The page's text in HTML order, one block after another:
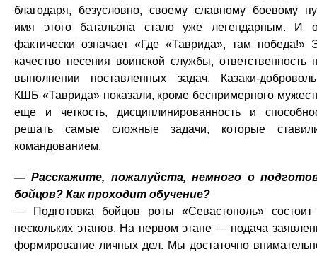
благодаря, безусловно, своему славному боевому
имя этого батальона стало уже легендарным. И
фактически означает «Где «Таврида», там победа!»
качество несения воинской службы, ответственность
выполнении поставленных задач. Казаки-
КШБ «Таврида» показали, кроме беспримерного
еще и четкость, дисциплинированность и
решать самые сложные задачи, которые
командованием.
— Расскажите, пожалуйста, немного о
бойцов? Как проходит обучение?
— Подготовка бойцов роты «Севастополь» состоит
нескольких этапов. На первом этапе — подача
формирование личных дел. Мы достаточно